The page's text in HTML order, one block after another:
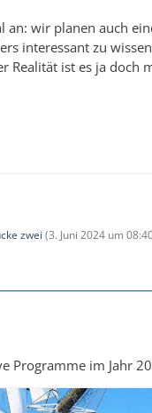
an: wir planen auch
interessant zu
Realität ist es ja doch
zwei (3. Juni 2024 um
Programme im Jahr